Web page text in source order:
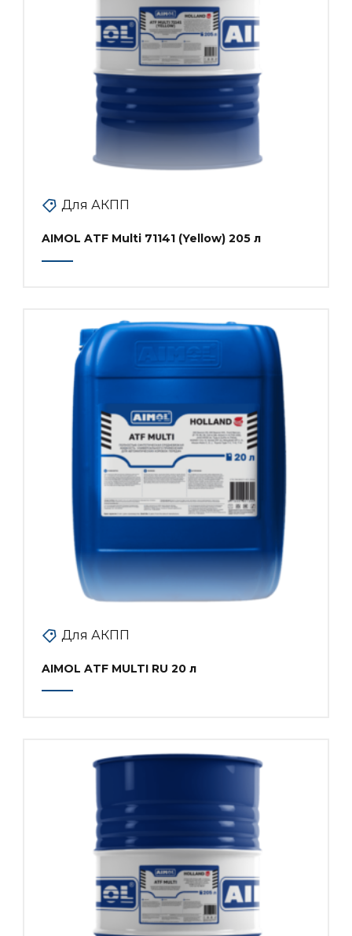
Для АКПП
AIMOL ATF Multi 71141 (Yellow) 205 л
Для АКПП
AIMOL ATF MULTI RU 20 л